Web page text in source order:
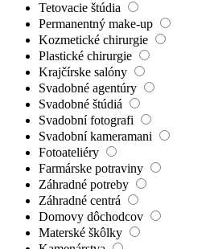
Tetovacie štúdia
Permanentný make-up
Kozmetické chirurgie
Plastické chirurgie
Krajčírske salóny
Svadobné agentúry
Svadobné štúdiá
Svadobní fotografi
Svadobní kameramani
Fotoateliéry
Farmárske potraviny
Záhradné potreby
Záhradné centrá
Domovy dôchodcov
Materské škôlky